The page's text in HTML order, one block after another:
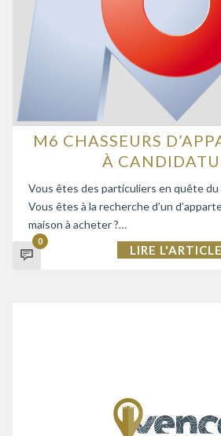
M6 CHASSEURS
À
Vous êtes des particuliers en quête du
Vous êtes à la recherche d’un
maison à acheter ?…
0
LIRE L'ARTICLE